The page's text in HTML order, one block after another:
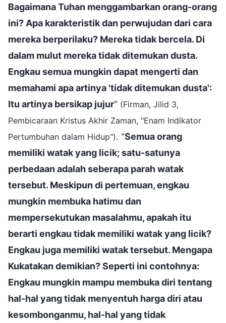
Bagaimana Tuhan menggambarkan orang-orang
ini? Apa karakteristik dan perwujudan dari cara
mereka berperilaku? Mereka tidak bercela. Di
dalam mulut mereka tidak ditemukan dusta.
Engkau semua mungkin dapat mengerti dan
memahami apa artinya 'tidak ditemukan dusta':
Itu artinya bersikap jujur" (Firman, Jilid 3,
Pembicaraan Kristus Akhir Zaman, "Enam Indikator
Pertumbuhan dalam Hidup"). "Semua orang
memiliki watak yang licik; satu-satunya
perbedaan adalah seberapa parah watak
tersebut. Meskipun di pertemuan, engkau
mungkin membuka hatimu dan
mempersekutukan masalahmu, apakah itu
berarti engkau tidak memiliki watak yang licik?
Engkau juga memiliki watak tersebut. Mengapa
Kukatakan demikian? Seperti ini contohnya:
Engkau mungkin mampu membuka diri tentang
hal-hal yang tidak menyentuh harga diri atau
kesombonganmu, hal-hal yang tidak